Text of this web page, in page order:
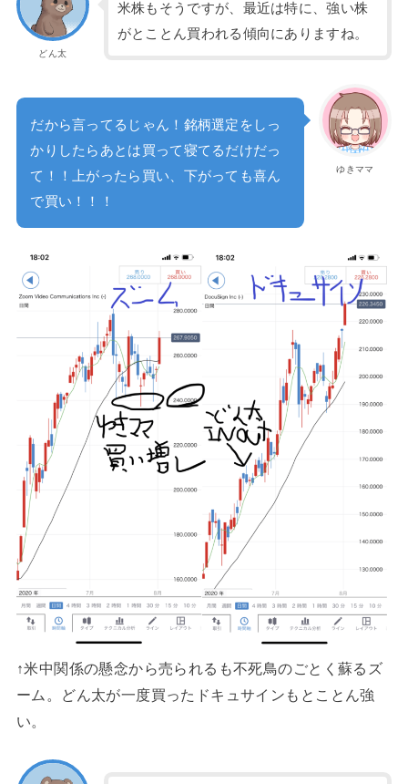
どん太
米株もそうですが、最近は特に、強い株
がとことん買われる傾向にありますね。
ゆきママ
だから言ってるじゃん！銘柄選定をしっ
かりしたらあとは買って寝てるだけだっ
て！！上がったら買い、下がっても喜ん
で買い！！！
↑米中関係の懸念から売られるも不死鳥のごとく蘇るズ
ーム。どん太が一度買ったドキュサインもとことん強
い。